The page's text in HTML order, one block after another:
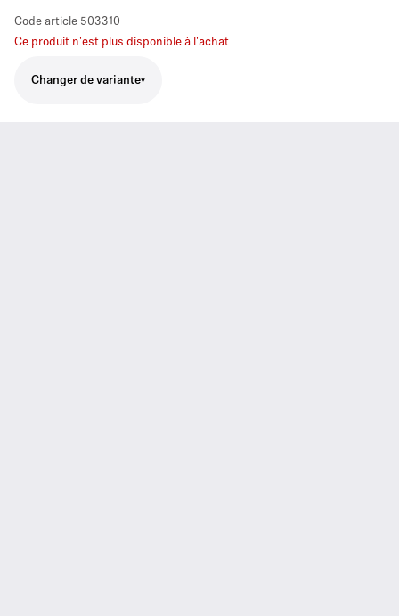
Code article 503310
Ce produit n'est plus disponible à l'achat
Changer de variante